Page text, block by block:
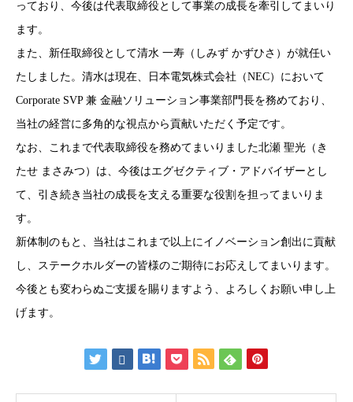
っており、今後は代表取締役として事業の成長を牽引してまいり
ます。
また、新任取締役として清水 一寿（しみず かずひさ）が就任い
たしました。清水は現在、日本電気株式会社（NEC）において
Corporate SVP 兼 金融ソリューション事業部門長を務めており、
当社の経営に多角的な視点から貢献いただく予定です。
なお、これまで代表取締役を務めてまいりました北瀬 聖光（き
たせ まさみつ）は、今後はエグゼクティブ・アドバイザーとし
て、引き続き当社の成長を支える重要な役割を担ってまいりま
す。
新体制のもと、当社はこれまで以上にイノベーション創出に貢献
し、ステークホルダーの皆様のご期待にお応えしてまいります。
今後とも変わらぬご支援を賜りますよう、よろしくお願い申し上
げます。